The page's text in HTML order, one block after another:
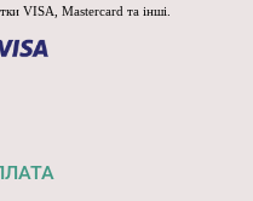
VISA, Mastercard та інші.